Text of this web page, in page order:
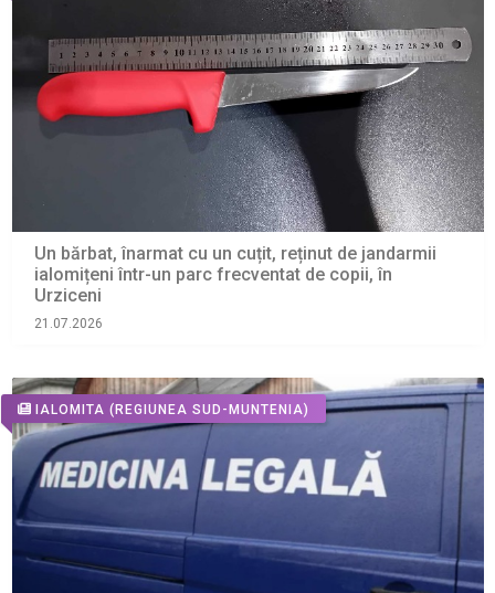
Un bărbat, înarmat cu un cuțit, reținut de jandarmii
ialomițeni într-un parc frecventat de copii, în
Urziceni
21.07.2026
IALOMITA (REGIUNEA SUD-MUNTENIA)